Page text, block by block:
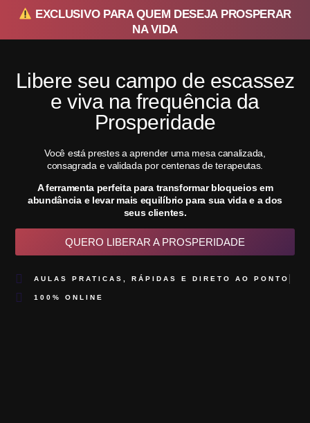
EXCLUSIVO PARA QUEM DESEJA PROSPERAR
NA VIDA
Libere seu campo de escassez
e viva na frequência da
Prosperidade
Você está prestes a aprender uma mesa canalizada,
consagrada e validada por centenas de terapeutas.
A ferramenta perfeita para transformar bloqueios em
abundância e levar mais equilíbrio para sua vida e a dos
seus clientes.
QUERO LIBERAR A PROSPERIDADE
AULAS PRATICAS, RÁPIDAS E DIRETO AO PONTO
100% ONLINE